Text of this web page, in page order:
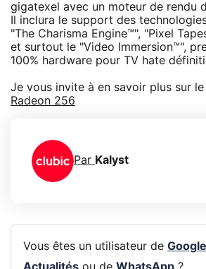
gigatexel avec un moteur de rendu
Il inclura le support des
"The Charisma Engine™", "Pixel
et surtout le "Video Immersion™",
100% hardware pour TV hate
Je vous invite à en savoir plus sur
Radeon 256
Par Kalyst
Vous êtes un utilisateur de Google